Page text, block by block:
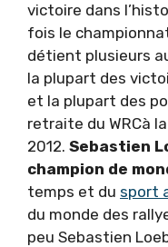
victoire dans
fois le
détient plusieurs
la plupart des
et la plupart des
retraite du WRCà
2012. Sebastien
champion de
temps et du sport
du monde des
peu Sebastien